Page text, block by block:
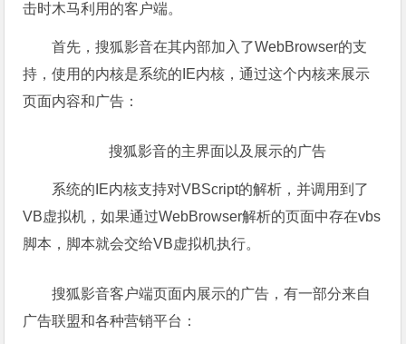
击时木马利用的客户端。
首先，搜狐影音在其内部加入了WebBrowser的支
持，使用的内核是系统的IE内核，通过这个内核来展示
页面内容和广告：
搜狐影音的主界面以及展示的广告
系统的IE内核支持对VBScript的解析，并调用到了
VB虚拟机，如果通过WebBrowser解析的页面中存在vbs
脚本，脚本就会交给VB虚拟机执行。
搜狐影音客户端页面内展示的广告，有一部分来自
广告联盟和各种营销平台：